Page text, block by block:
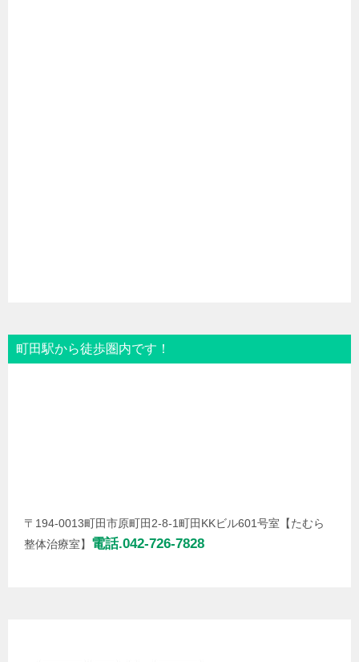
町田駅から徒歩圏内です！
〒194-0013町田市原町田2-8-1町田KKビル601号室【たむら
整体治療室】 電話.042-726-7828